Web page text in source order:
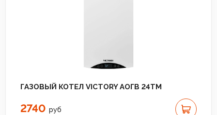
ГАЗОВЫЙ КОТЕЛ VICTORY АОГВ 24TM
2740 руб